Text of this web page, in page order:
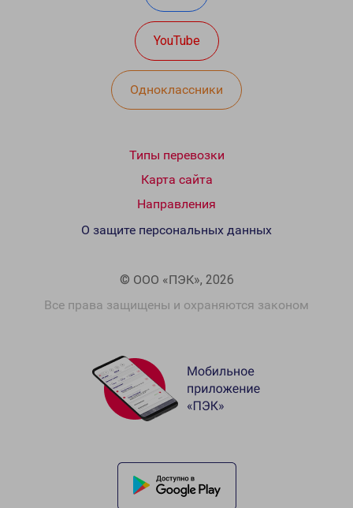
YouTube
Одноклассники
Типы перевозки
Карта сайта
Направления
© ООО «ПЭК», 2026
Все права защищены и охраняются законом
О защите персональных данных